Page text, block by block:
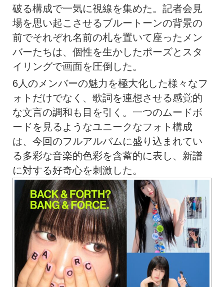
破る構成で一気に視線を集めた。記者会見
場を思い起こさせるブルートーンの背景の
前でそれぞれ名前の札を置いて座ったメン
バーたちは、個性を生かしたポーズとスタ
イリングで画面を圧倒した。
6人のメンバーの魅力を極大化した様々なフ
ォトだけでなく、歌詞を連想させる感覚的
な文言の調和も目を引く。一つのムードボ
ードを見るようなユニークなフォト構成
は、今回のフルアルバムに盛り込まれてい
る多彩な音楽的色彩を含蓄的に表し、新譜
に対する好奇心を刺激した。